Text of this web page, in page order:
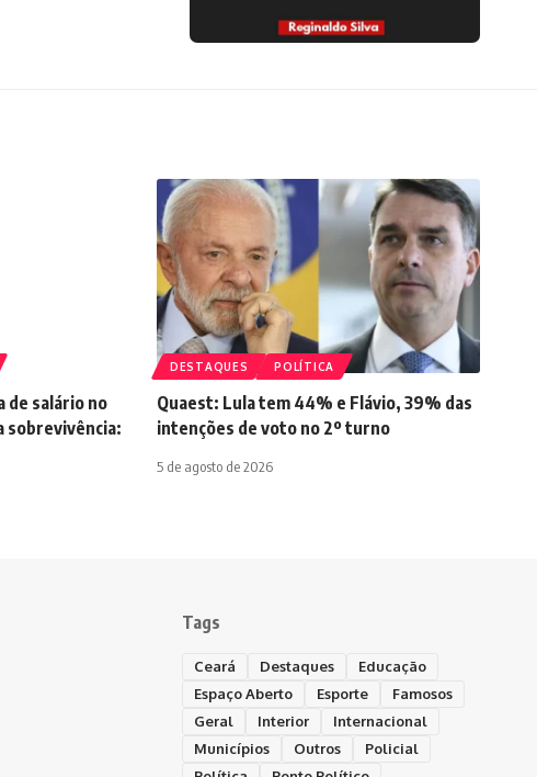
de salário no
sobrevivência:
DESTAQUES POLÍTICA
Quaest: Lula tem 44% e Flávio, 39% das
intenções de voto no 2º turno
5 de agosto de 2026
Tags
Ceará Destaques
Educação
Espaço Aberto
Esporte
Famosos
Geral
Interior
Internacional
Municípios
Outros
Policial